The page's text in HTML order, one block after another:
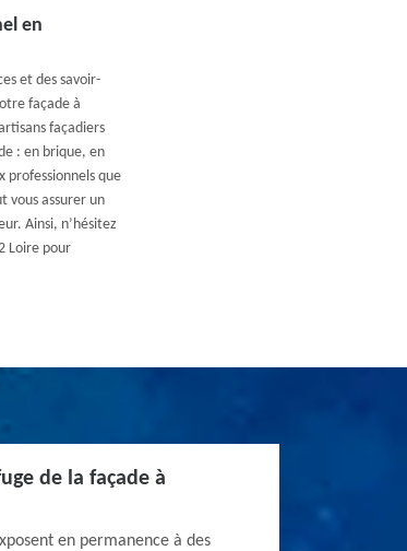
en
et des savoir-
façade à
façadiers
: en brique, en
professionnels que
vous assurer un
Ainsi, n’hésitez
Loire pour
de la façade à
en permanence à des